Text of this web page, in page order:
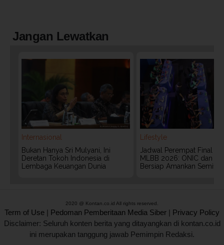
Jangan Lewatkan
Internasional
Bukan Hanya Sri Mulyani, Ini
Deretan Tokoh Indonesia di
Lembaga Keuangan Dunia
Lifestyle
Jadwal Perempat Final
MLBB 2026: ONIC dan
Bersiap Amankan
2020 @ Kontan.co.id All rights reserved.
Term of Use | Pedoman Pemberitaan Media Siber | Privacy Policy
Disclaimer: Seluruh konten berita yang ditayangkan di kontan.co.id
ini merupakan tanggung jawab Pemimpin Redaksi.